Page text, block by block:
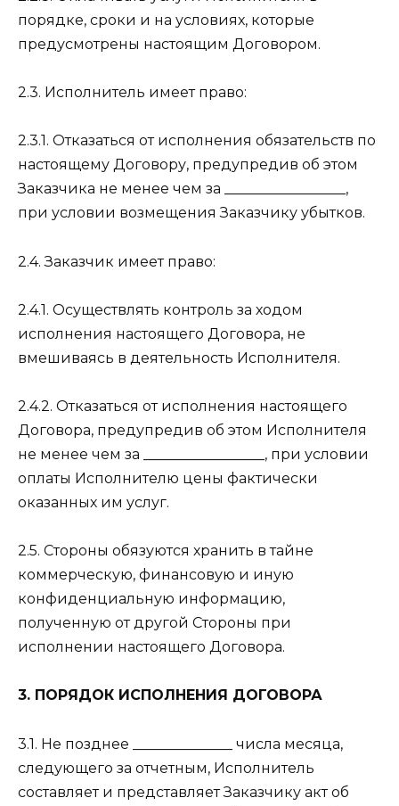
порядке, сроки и на условиях, которые
предусмотрены настоящим Договором.
2.3. Исполнитель имеет право:
2.3.1. Отказаться от исполнения обязательств по
настоящему Договору, предупредив об этом
Заказчика не менее чем за _________________,
при условии возмещения Заказчику убытков.
2.4. Заказчик имеет право:
2.4.1. Осуществлять контроль за ходом
исполнения настоящего Договора, не
вмешиваясь в деятельность Исполнителя.
2.4.2. Отказаться от исполнения настоящего
Договора, предупредив об этом Исполнителя
не менее чем за _________________, при условии
оплаты Исполнителю цены фактически
оказанных им услуг.
2.5. Стороны обязуются хранить в тайне
коммерческую, финансовую и иную
конфиденциальную информацию,
полученную от другой Стороны при
исполнении настоящего Договора.
3. ПОРЯДОК ИСПОЛНЕНИЯ ДОГОВОРА
3.1. Не позднее ______________ числа месяца,
следующего за отчетным, Исполнитель
составляет и представляет Заказчику акт об